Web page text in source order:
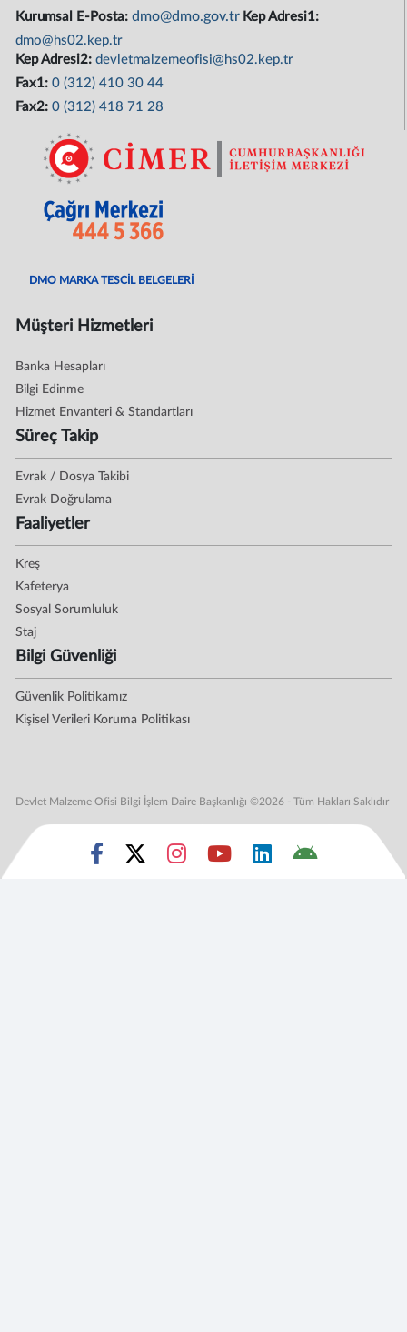
Kurumsal E-Posta:dmo@dmo.gov.tr Kep Adresi1:
dmo@hs02.kep.tr
Kep Adresi2:devletmalzemeofisi@hs02.kep.tr
Fax1:0 (312) 410 30 44
Fax2:0 (312) 418 71 28
DMO MARKA TESCİL BELGELERİ
Müşteri Hizmetleri
Banka Hesapları
Bilgi Edinme
Hizmet Envanteri & Standartları
Süreç Takip
Evrak / Dosya Takibi
Evrak Doğrulama
Faaliyetler
Kreş
Kafeterya
Sosyal Sorumluluk
Staj
Bilgi Güvenliği
Güvenlik Politikamız
Kişisel Verileri Koruma Politikası
Devlet Malzeme Ofisi Bilgi İşlem Daire Başkanlığı ©2026 - Tüm Hakları Saklıdır